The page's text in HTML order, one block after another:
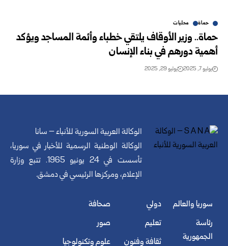
حماة محليات
حماة.. وزير الأوقاف يلتقي خطباء وأئمة المساجد ويؤكد
أهمية دورهم في بناء الإنسان
يوليو 7, 2025 يوليو 29, 2025
الوكالة العربية السورية للأنباء – سانا
الوكالة الوطنية الرسمية للأخبار في سوريا،
تأسست في 24 يونيو 1965. تتبع وزارة
الإعلام، ومركزها الرئيسي في دمشق.
سوريا والعالم
رئاسة
الجمهورية
دولي
تعليم
ثقافة وفنون
صحافة
صور
علوم وتكنولوجيا